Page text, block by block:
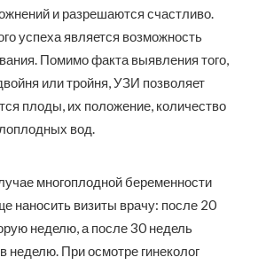
и разрешаются счастливо.
успеха является возможность
Помимо факта выявления того,
или тройня, УЗИ позволяет
плоды, их положение, количество
вод.
многоплодной беременности
наносить визиты врачу: после 20
неделю, а после 30 недель
неделю. При осмотре гинеколог